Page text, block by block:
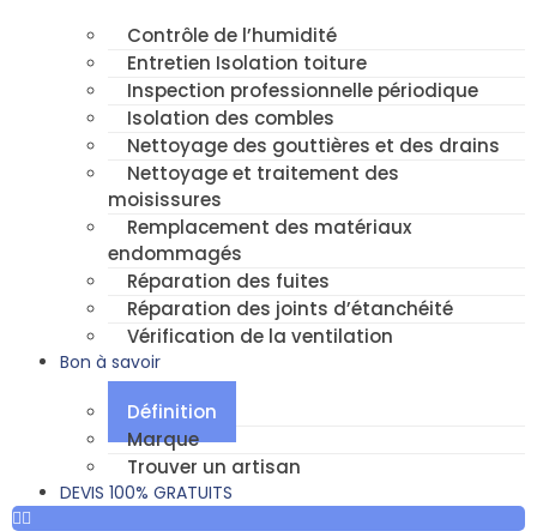
Contrôle de l’humidité
Entretien Isolation toiture
Inspection professionnelle périodique
Isolation des combles
Nettoyage des gouttières et des drains
Nettoyage et traitement des
moisissures
Remplacement des matériaux
endommagés
Réparation des fuites
Réparation des joints d’étanchéité
Vérification de la ventilation
Bon à savoir
Définition
Marque
Trouver un artisan
DEVIS 100% GRATUITS